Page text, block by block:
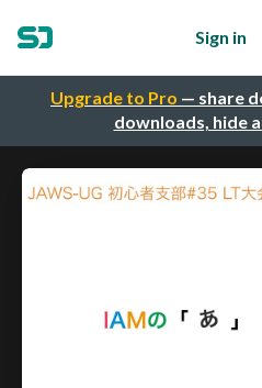
Upgrade to Pro — share
downloads, hide
Sign in